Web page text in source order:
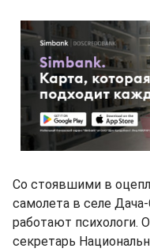
Со стоявшими в
самолета в селе
работают психологи.
секретарь